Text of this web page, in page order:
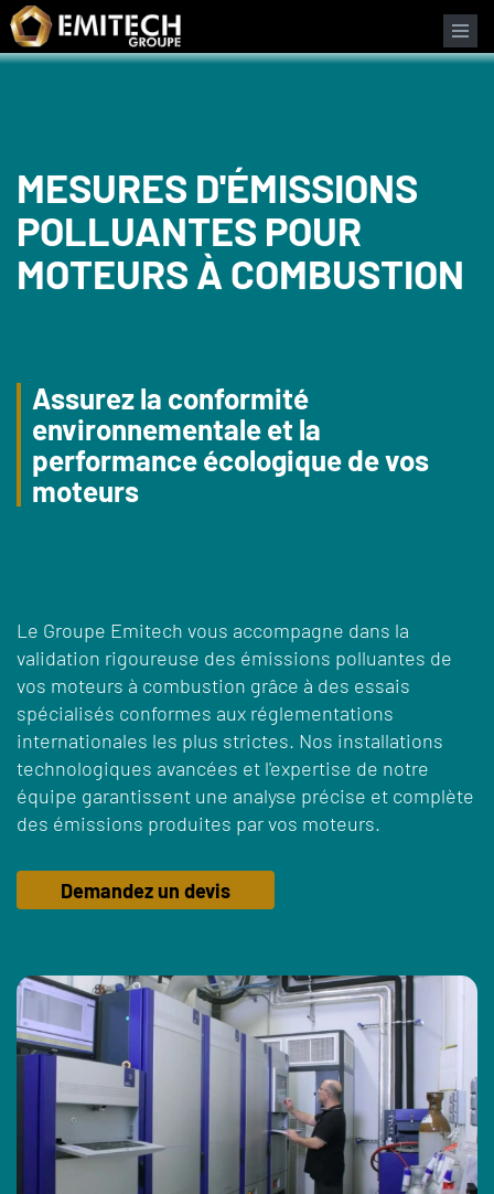
Panneau de gestion des cookies
MESURES D'ÉMISSIONS
POLLUANTES POUR
MOTEURS À COMBUSTION
Assurez la conformité
environnementale et la
performance écologique de vos
moteurs
Le Groupe Emitech vous accompagne dans la
validation rigoureuse des émissions polluantes de
vos moteurs à combustion grâce à des essais
spécialisés conformes aux réglementations
internationales les plus strictes. Nos installations
technologiques avancées et l'expertise de notre
équipe garantissent une analyse précise et complète
des émissions produites par vos moteurs.
Demandez un devis